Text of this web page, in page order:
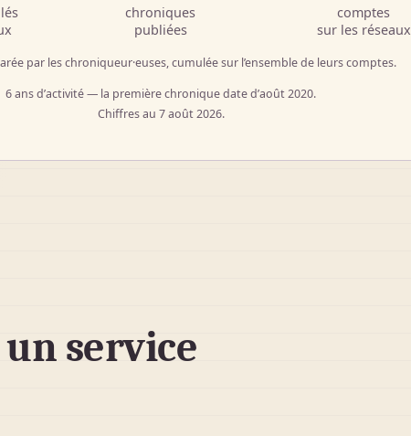
chroniques
publiées
comptes
sur les réseaux
par les chroniqueur·euses, cumulée sur l’ensemble de leurs comptes.
6 ansd’activité — la première chronique date d’août 2020.
Chiffres au 7 août 2026.
service